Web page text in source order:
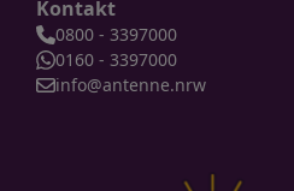
Kontakt
0800 - 3397000
0160 - 3397000
info@antenne.nrw